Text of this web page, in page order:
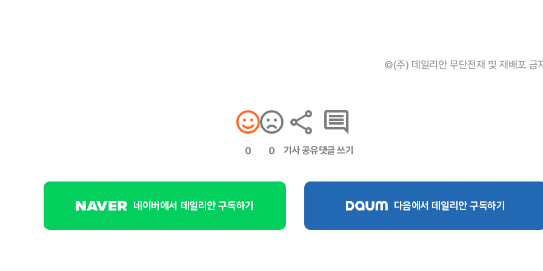
©(주) 데일리안 무단전재 및 재배포 금
0 0 기사 공유댓글 쓰기
네이버에서 데일리안 구독하기 다음에서 데일리안 구독하기